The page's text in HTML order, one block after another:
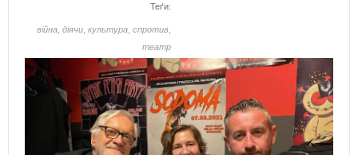
Теґи:
війна діячи культура спротив
театр